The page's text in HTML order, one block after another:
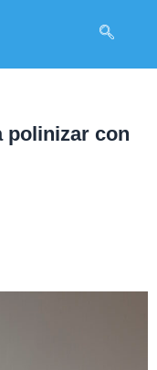
polinizar con